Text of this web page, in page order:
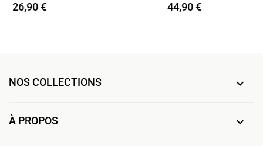
26,90 € 44,90 €
NOS COLLECTIONS 
À PROPOS 